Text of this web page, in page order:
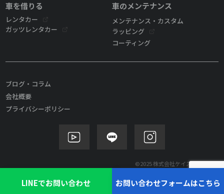
LINEでお問い合わせ お問い合わせフォームはこちら
車を借りる
レンタカー
ガッツレンタカー
車のメンテナンス
メンテナンス・カスタム
ラッピング
コーティング
ブログ・コラム
会社概要
プライバシーポリシー
©2025 株式会社ケイズモビリティ